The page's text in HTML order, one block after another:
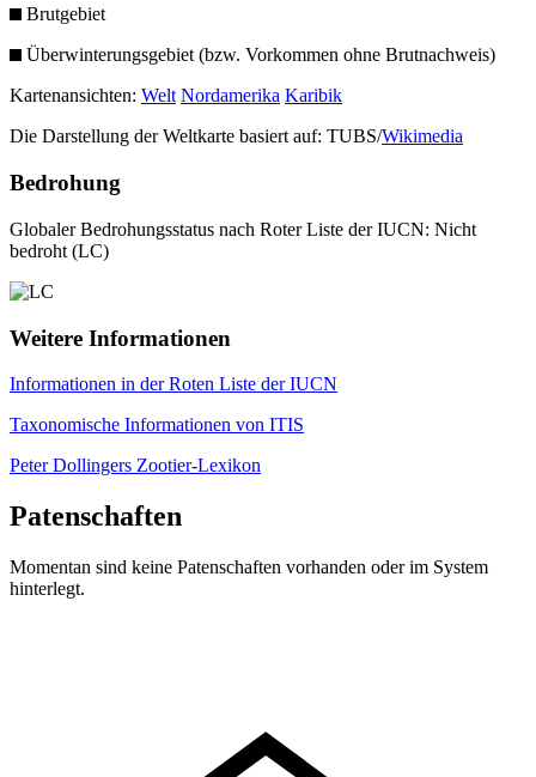
Brutgebiet
Überwinterungsgebiet (bzw. Vorkommen ohne Brutnachweis)
Kartenansichten: Welt Nordamerika Karibik
Die Darstellung der Weltkarte basiert auf: TUBS/Wikimedia
Bedrohung
Globaler Bedrohungsstatus nach Roter Liste der IUCN: Nicht
bedroht (LC)
Weitere Informationen
Informationen in der Roten Liste der IUCN
Taxonomische Informationen von ITIS
Peter Dollingers Zootier-Lexikon
Patenschaften
Momentan sind keine Patenschaften vorhanden oder im System
hinterlegt.